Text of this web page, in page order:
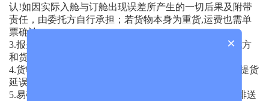
认!如因实际入舱与订舱出现误差所产生的一切后果及附带
责任，由委托方自行承担；若货物本身为重货,运费也需单
票确认;
3.报关品名,数量务必与实际进仓货物严格一致,否则委托方
和货主将承担一切由此引起的后果;
4.货物外包装上必须有唛头,若没有唛头所造成的错运、提货
延误等后果,由委托方和货主自行承担；
5.易碎品货物请提前确认，等仓库确认可以装卸后再安排送
×